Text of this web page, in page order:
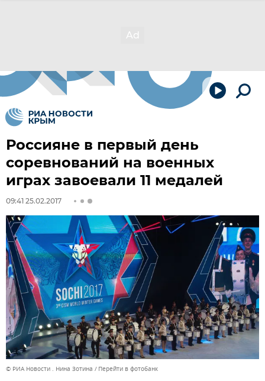
Россияне в первый день
соревнований на военных
играх завоевали 11 медалей
09:41 25.02.2017
© РИА Новости . Нина Зотина Перейти в фотобанк